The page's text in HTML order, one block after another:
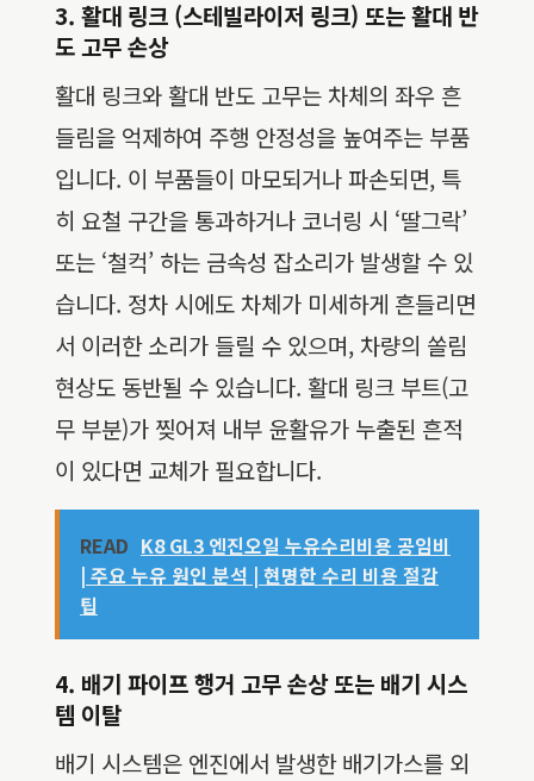
3. 활대 링크 (스테빌라이저 링크) 또는 활대 반
도 고무 손상
활대 링크와 활대 반도 고무는 차체의 좌우 흔
들림을 억제하여 주행 안정성을 높여주는 부품
입니다. 이 부품들이 마모되거나 파손되면, 특
히 요철 구간을 통과하거나 코너링 시 ‘딸그락’
또는 ‘철컥’ 하는 금속성 잡소리가 발생할 수 있
습니다. 정차 시에도 차체가 미세하게 흔들리면
서 이러한 소리가 들릴 수 있으며, 차량의 쏠림
현상도 동반될 수 있습니다. 활대 링크 부트(고
무 부분)가 찢어져 내부 윤활유가 누출된 흔적
이 있다면 교체가 필요합니다.
READ K8 GL3 엔진오일 누유수리비용 공임비
| 주요 누유 원인 분석 | 현명한 수리 비용 절감
팁
4. 배기 파이프 행거 고무 손상 또는 배기 시스
템 이탈
배기 시스템은 엔진에서 발생한 배기가스를 외